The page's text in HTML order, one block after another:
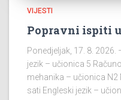
VIJESTI
Popravni ispiti
Ponedjeljak, 17. 8.
jezik – učionica 5
mehanika – učionica N2
sati Engleski jezik –